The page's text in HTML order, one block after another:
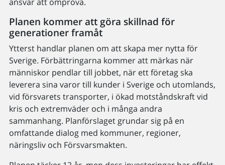
Planen kommer att göra skillnad för
generationer framåt
Ytterst handlar planen om att skapa mer nytta för
Sverige. Förbättringarna kommer att märkas när
människor pendlar till jobbet, när ett företag ska
leverera sina varor till kunder i Sverige och utomlands,
vid försvarets transporter, i ökad motståndskraft vid
kris och extremväder och i många andra
sammanhang. Planförslaget grundar sig på en
omfattande dialog med kommuner, regioner,
näringsliv och Försvarsmakten.